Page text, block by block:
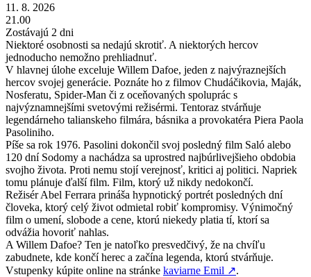
11. 8. 2026
21.00
Zostávajú 2 dni
Niektoré osobnosti sa nedajú skrotiť. A niektorých hercov
jednoducho nemožno prehliadnuť.
V hlavnej úlohe exceluje Willem Dafoe, jeden z najvýraznejších
hercov svojej generácie. Poznáte ho z filmov Chudáčikovia, Maják,
Nosferatu, Spider-Man či z oceňovaných spoluprác s
najvýznamnejšími svetovými režisérmi. Tentoraz stvárňuje
legendárneho talianskeho filmára, básnika a provokatéra Piera Paola
Pasoliniho.
Píše sa rok 1976. Pasolini dokončil svoj posledný film Saló alebo
120 dní Sodomy a nachádza sa uprostred najbúrlivejšieho obdobia
svojho života. Proti nemu stojí verejnosť, kritici aj politici. Napriek
tomu plánuje ďalší film. Film, ktorý už nikdy nedokončí.
Režisér Abel Ferrara prináša hypnotický portrét posledných dní
človeka, ktorý celý život odmietal robiť kompromisy. Výnimočný
film o umení, slobode a cene, ktorú niekedy platia tí, ktorí sa
odvážia hovoriť nahlas.
A Willem Dafoe? Ten je natoľko presvedčivý, že na chvíľu
zabudnete, kde končí herec a začína legenda, ktorú stvárňuje.
Vstupenky kúpite online na stránke kaviarne Emil ↗.